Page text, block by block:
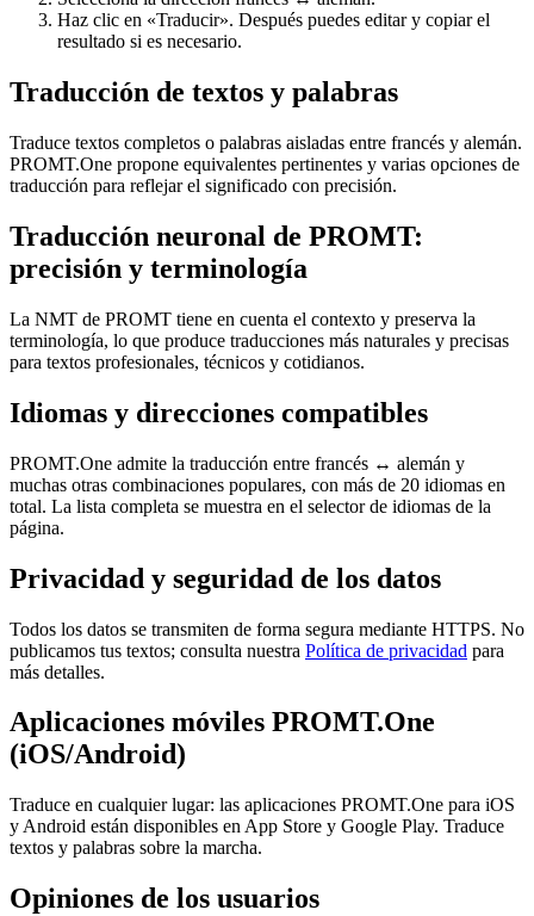
Haz clic en «Traducir». Después puedes editar y copiar el
resultado si es necesario.
Traducción de textos y palabras
Traduce textos completos o palabras aisladas entre francés y alemán.
PROMT.One propone equivalentes pertinentes y varias opciones de
traducción para reflejar el significado con precisión.
Traducción neuronal de PROMT:
precisión y terminología
La NMT de PROMT tiene en cuenta el contexto y preserva la
terminología, lo que produce traducciones más naturales y precisas
para textos profesionales, técnicos y cotidianos.
Idiomas y direcciones compatibles
PROMT.One admite la traducción entre francés ↔ alemán y
muchas otras combinaciones populares, con más de 20 idiomas en
total. La lista completa se muestra en el selector de idiomas de la
página.
Privacidad y seguridad de los datos
Todos los datos se transmiten de forma segura mediante HTTPS. No
publicamos tus textos; consulta nuestra Política de privacidad para
más detalles.
Aplicaciones móviles PROMT.One
(iOS/Android)
Traduce en cualquier lugar: las aplicaciones PROMT.One para iOS
y Android están disponibles en App Store y Google Play. Traduce
textos y palabras sobre la marcha.
Opiniones de los usuarios